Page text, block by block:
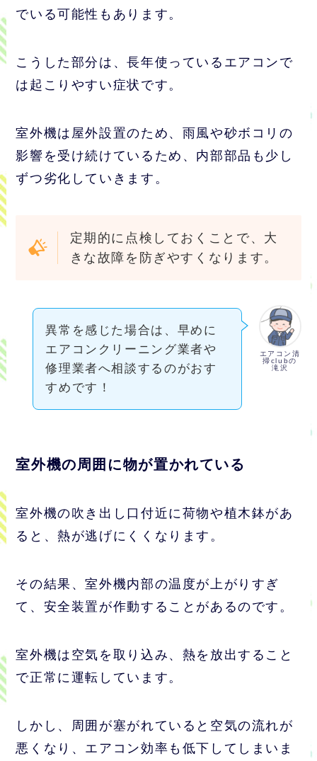
でいる可能性もあります。
こうした部分は、長年使っているエアコンで
は起こりやすい症状です。
室外機は屋外設置のため、雨風や砂ボコリの
影響を受け続けているため、内部部品も少し
ずつ劣化していきます。
定期的に点検しておくことで、大
きな故障を防ぎやすくなります。
エアコン清
掃clubの
滝沢
異常を感じた場合は、早めに
エアコンクリーニング業者や
修理業者へ相談するのがおす
すめです！
室外機の周囲に物が置かれている
室外機の吹き出し口付近に荷物や植木鉢があ
ると、熱が逃げにくくなります。
その結果、室外機内部の温度が上がりすぎ
て、安全装置が作動することがあるのです。
室外機は空気を取り込み、熱を放出すること
で正常に運転しています。
しかし、周囲が塞がれていると空気の流れが
悪くなり、エアコン効率も低下してしまいま